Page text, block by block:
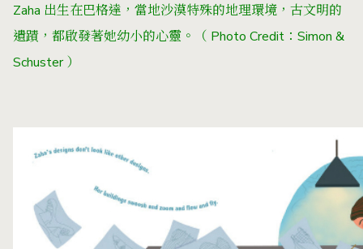
Zaha 出生在巴格達，當地沙漠特殊的地理環境，古文明的
遺蹟，都啟發著她幼小的心靈。（ Photo Credit：Simon &
Schuster ）